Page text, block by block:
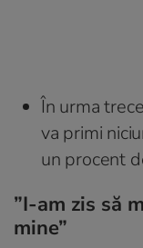
În urma
va primi
un procent
”I-am zis să
mine”